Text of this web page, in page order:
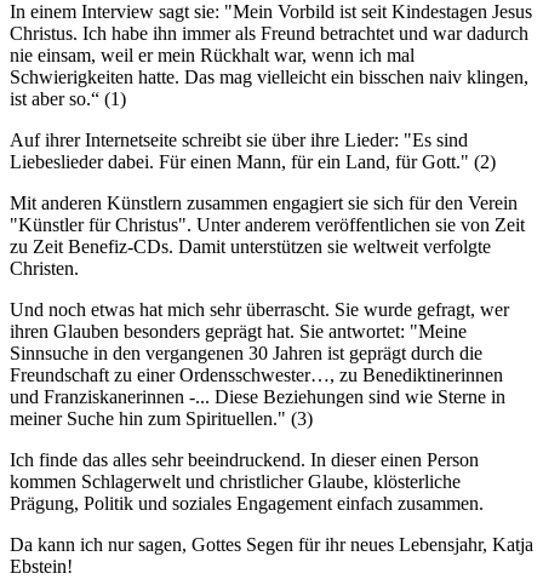
In einem Interview sagt sie: "Mein Vorbild ist seit Kindestagen Jesus
Christus. Ich habe ihn immer als Freund betrachtet und war dadurch
nie einsam, weil er mein Rückhalt war, wenn ich mal
Schwierigkeiten hatte. Das mag vielleicht ein bisschen naiv klingen,
ist aber so.“ (1)
Auf ihrer Internetseite schreibt sie über ihre Lieder: "Es sind
Liebeslieder dabei. Für einen Mann, für ein Land, für Gott." (2)
Mit anderen Künstlern zusammen engagiert sie sich für den Verein
"Künstler für Christus". Unter anderem veröffentlichen sie von Zeit
zu Zeit Benefiz-CDs. Damit unterstützen sie weltweit verfolgte
Christen.
Und noch etwas hat mich sehr überrascht. Sie wurde gefragt, wer
ihren Glauben besonders geprägt hat. Sie antwortet: "Meine
Sinnsuche in den vergangenen 30 Jahren ist geprägt durch die
Freundschaft zu einer Ordensschwester…, zu Benediktinerinnen
und Franziskanerinnen -... Diese Beziehungen sind wie Sterne in
meiner Suche hin zum Spirituellen." (3)
Ich finde das alles sehr beeindruckend. In dieser einen Person
kommen Schlagerwelt und christlicher Glaube, klösterliche
Prägung, Politik und soziales Engagement einfach zusammen.
Da kann ich nur sagen, Gottes Segen für ihr neues Lebensjahr, Katja
Ebstein!